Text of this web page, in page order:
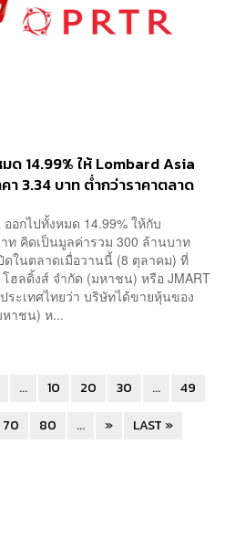
ด 14.99% ให้ Lombard Asia
3.34 บาท ต่ำกว่าราคาตลาด
อกไปทั้งหมด 14.99% ให้กับ
ท คิดเป็นมูลค่ารวม 300 ล้านบาท
ดในตลาดเมื่อวานนี้ (8 ตุลาคม) ที่
ฮลดิ้งส์ จำกัด (มหาชน) หรือ JMART
ะเทศไทยว่า บริษัทได้ขายหุ้นของ
หาชน) ห...
... 10 20 30 ...
49
70 80 ... » LAST »